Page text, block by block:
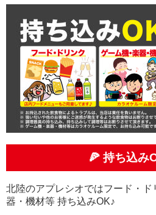
🍕 持ち込み
北陸のアプレシオではフード・ド
器・機材等 持ち込みOK♪